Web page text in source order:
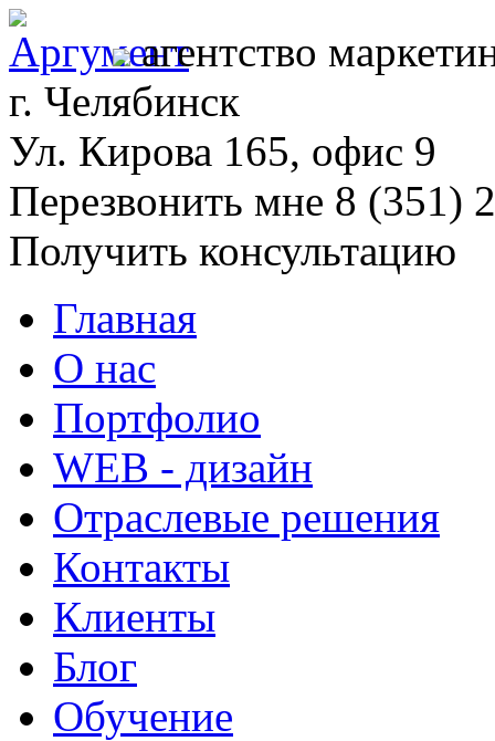
агентство
г. Челябинск
Ул. Кирова 165, офис 9
Перезвонить мне 8 (351)
Получить консультацию
Главная
О нас
Портфолио
WEB - дизайн
Отраслевые решения
Контакты
Клиенты
Блог
Обучение